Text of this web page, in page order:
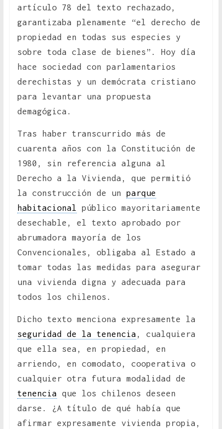
artículo 78 del texto rechazado,
garantizaba plenamente “el derecho de
propiedad en todas sus especies y
sobre toda clase de bienes”. Hoy día
hace sociedad con parlamentarios
derechistas y un demócrata cristiano
para levantar una propuesta
demagógica.
Tras haber transcurrido más de
cuarenta años con la Constitución de
1980, sin referencia alguna al
Derecho a la Vivienda, que permitió
la construcción de un parque
habitacional público mayoritariamente
desechable, el texto aprobado por
abrumadora mayoría de los
Convencionales, obligaba al Estado a
tomar todas las medidas para asegurar
una vivienda digna y adecuada para
todos los chilenos.
Dicho texto menciona expresamente la
seguridad de la tenencia , cualquiera
que ella sea, en propiedad, en
arriendo, en comodato, cooperativa o
cualquier otra futura modalidad de
tenencia que los chilenos deseen
darse. ¿A título de qué había que
afirmar expresamente vivienda propia,